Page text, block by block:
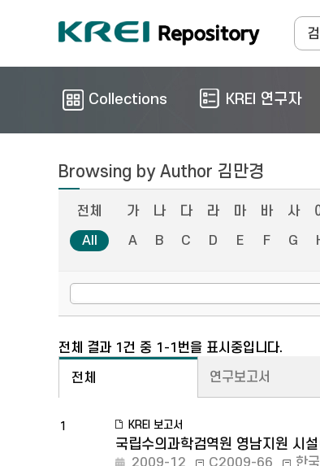
Collections KREI 연구자
Browsing by Author 김만경
전체 가 나 다 라 마 바 사
All
A B C D E F G
전체 결과 1건 중 1-1번을 표시중입니다.
전체 연구보고서
1 KREI 보고서
국립수의과학검역원 영남지원 시
2009-12 C2009-66 한